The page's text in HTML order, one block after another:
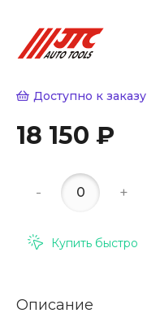
Доступно к заказу
18 150 ₽
- +
Купить быстро
Описание